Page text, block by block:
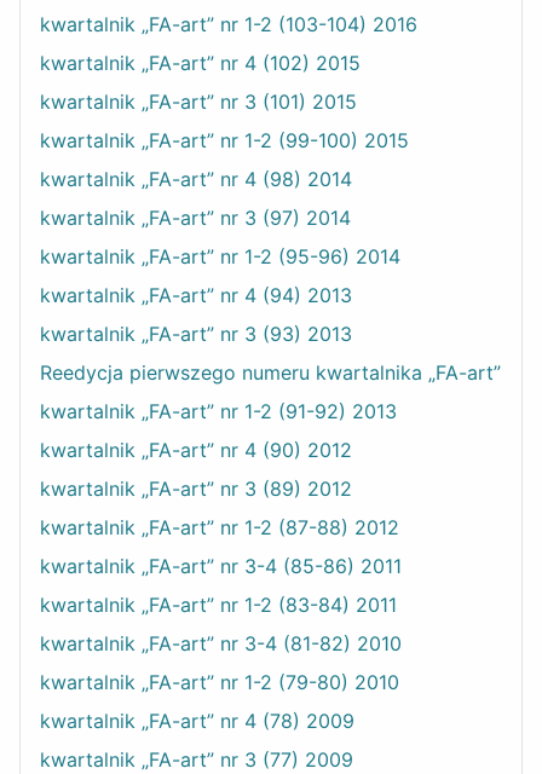
kwartalnik „FA-art” nr 1-2 (103-104) 2016
kwartalnik „FA-art” nr 4 (102) 2015
kwartalnik „FA-art” nr 3 (101) 2015
kwartalnik „FA-art” nr 1-2 (99-100) 2015
kwartalnik „FA-art” nr 4 (98) 2014
kwartalnik „FA-art” nr 3 (97) 2014
kwartalnik „FA-art” nr 1-2 (95-96) 2014
kwartalnik „FA-art” nr 4 (94) 2013
kwartalnik „FA-art” nr 3 (93) 2013
Reedycja pierwszego numeru kwartalnika „FA-art”
kwartalnik „FA-art” nr 1-2 (91-92) 2013
kwartalnik „FA-art” nr 4 (90) 2012
kwartalnik „FA-art” nr 3 (89) 2012
kwartalnik „FA-art” nr 1-2 (87-88) 2012
kwartalnik „FA-art” nr 3-4 (85-86) 2011
kwartalnik „FA-art” nr 1-2 (83-84) 2011
kwartalnik „FA-art” nr 3-4 (81-82) 2010
kwartalnik „FA-art” nr 1-2 (79-80) 2010
kwartalnik „FA-art” nr 4 (78) 2009
kwartalnik „FA-art” nr 3 (77) 2009